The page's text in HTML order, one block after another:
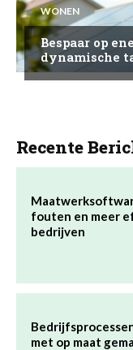
WONEN
Bespaar op
dynamische
Recente
fouten en meer
bedrijven
met op maat